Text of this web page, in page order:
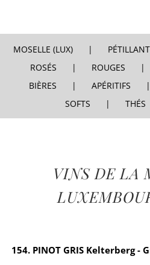
MOSELLE (LUX)
ROSÉS
ROUGES
BIÈRES
APÉRITIFS
SOFTS
THÉS
VINS DE LA
154. PINOT GRIS Kelterberg -